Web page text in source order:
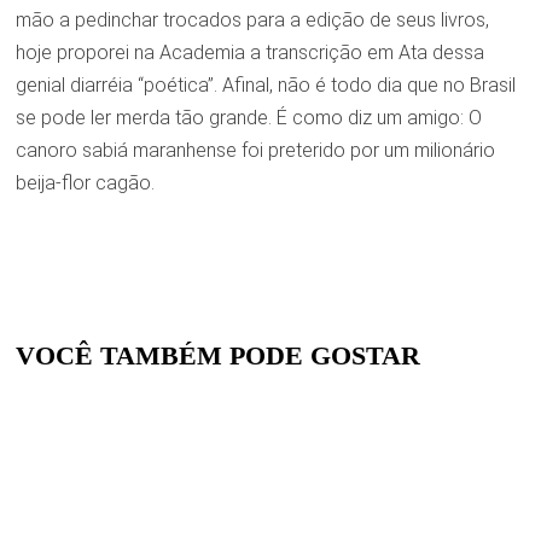
mão a pedinchar trocados para a edição de seus livros,
hoje proporei na Academia a transcrição em Ata dessa
genial diarréia “poética”. Afinal, não é todo dia que no Brasil
se pode ler merda tão grande. É como diz um amigo: O
canoro sabiá maranhense foi preterido por um milionário
beija-flor cagão.
VOCÊ TAMBÉM PODE GOSTAR